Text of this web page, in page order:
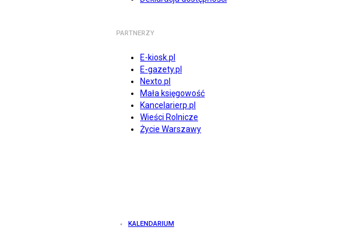
PARTNERZY
E-kiosk.pl
E-gazety.pl
Nexto.pl
Mała księgowość
Kancelarierp.pl
Wieści Rolnicze
Życie Warszawy
KALENDARIUM